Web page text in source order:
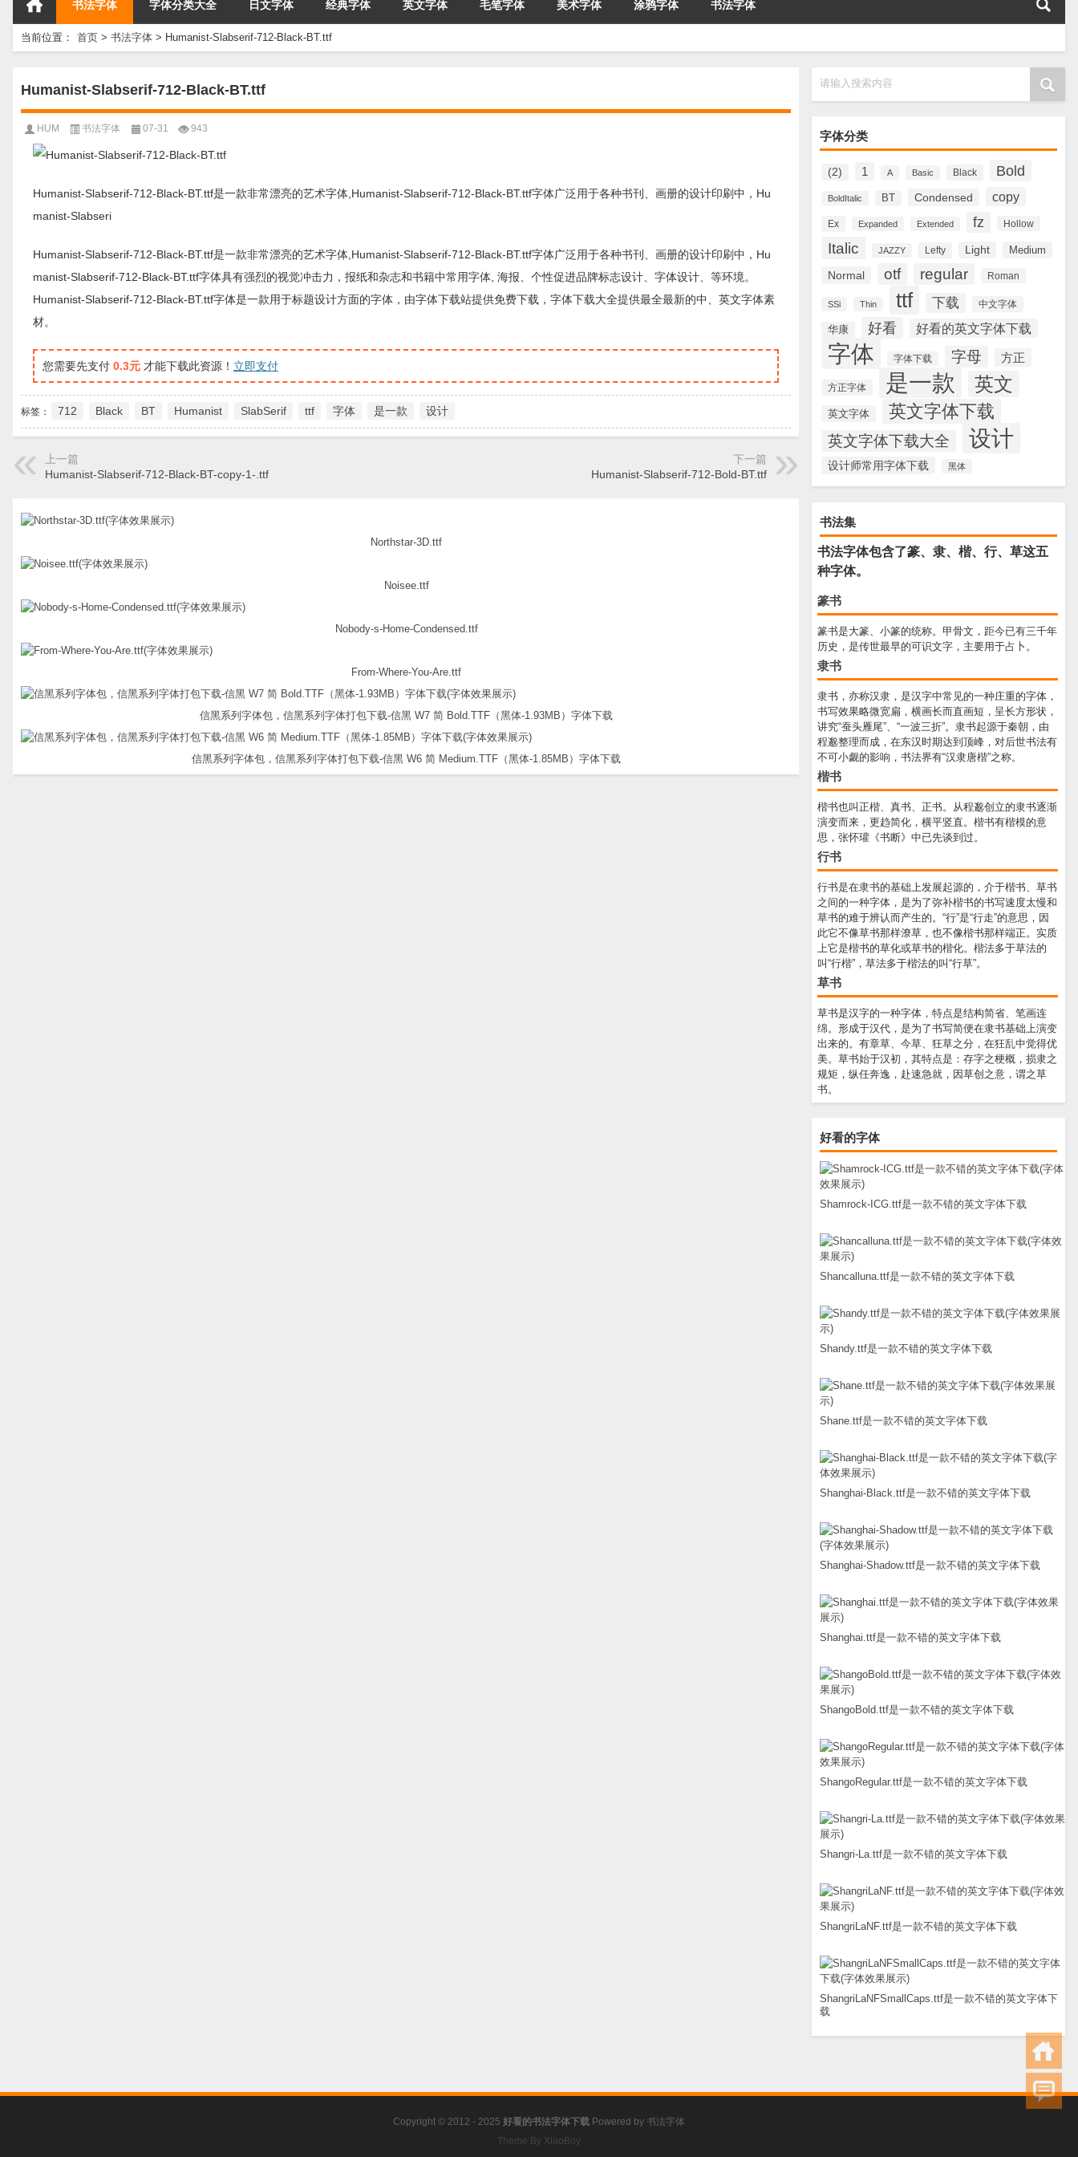
书法字体 字体分类大全 日文字体 经典字体 英文字体 毛笔字体 美术字体 涂鸦字体 书法字体
当前位置： 首页 > 书法字体 > Humanist-Slabserif-712-Black-BT.ttf
请输入搜索内容
字体分类
(2) 1 A Basic Black Bold
BoldItalic BT Condensed copy
Ex Expanded Extended fz Hollow
Italic JAZZY Lefty Light Medium
Normal otf regular Roman
SSi Thin ttf 下载 中文字体
华康 好看 好看的英文字体下载
字体 字体下载 字母 方正
方正字体 是一款 英文
英文字体 英文字体下载
英文字体下载大全 设计
设计师常用字体下载 黑体
书法集
书法字体包含了篆、隶、楷、行、草这五
种字体。
篆书
篆书是大篆、小篆的统称。甲骨文，距今已有三千年
历史，是传世最早的可识文字，主要用于占卜。
隶书
隶书，亦称汉隶，是汉字中常见的一种庄重的字体，
书写效果略微宽扁，横画长而直画短，呈长方形状，
讲究“蚕头雁尾”、“一波三折”。隶书起源于秦朝，由
程邈整理而成，在东汉时期达到顶峰，对后世书法有
不可小觑的影响，书法界有“汉隶唐楷”之称。
楷书
楷书也叫正楷、真书、正书。从程邈创立的隶书逐渐
演变而来，更趋简化，横平竖直。楷书有楷模的意
思，张怀瓘《书断》中已先谈到过。
行书
行书是在隶书的基础上发展起源的，介于楷书、草书
之间的一种字体，是为了弥补楷书的书写速度太慢和
草书的难于辨认而产生的。“行”是“行走”的意思，因
此它不像草书那样潦草，也不像楷书那样端正。实质
上它是楷书的草化或草书的楷化。楷法多于草法的
叫“行楷”，草法多于楷法的叫“行草”。
草书
草书是汉字的一种字体，特点是结构简省、笔画连
绵。形成于汉代，是为了书写简便在隶书基础上演变
出来的。有章草、今草、狂草之分，在狂乱中觉得优
美。草书始于汉初，其特点是：存字之梗概，损隶之
规矩，纵任奔逸，赴速急就，因草创之意，谓之草
书。
好看的字体
Shamrock-ICG.ttf是一款不错的英文字体下载
Shancalluna.ttf是一款不错的英文字体下载
Shandy.ttf是一款不错的英文字体下载
Shane.ttf是一款不错的英文字体下载
Shanghai-Black.ttf是一款不错的英文字体下载
Shanghai-Shadow.ttf是一款不错的英文字体下载
Shanghai.ttf是一款不错的英文字体下载
ShangoBold.ttf是一款不错的英文字体下载
ShangoRegular.ttf是一款不错的英文字体下载
Shangri-La.ttf是一款不错的英文字体下载
ShangriLaNF.ttf是一款不错的英文字体下载
ShangriLaNFSmallCaps.ttf是一款不错的英文字体下
载
Humanist-Slabserif-712-Black-BT.ttf
HUM 书法字体 07-31 943
Humanist-Slabserif-712-Black-BT.ttf是一款非常漂亮的艺术字体,Humanist-Slabserif-712-Black-BT.ttf字体广泛用于各种书刊、画册的设计印刷中，Hu
manist-Slabseri
Humanist-Slabserif-712-Black-BT.ttf是一款非常漂亮的艺术字体,Humanist-Slabserif-712-Black-BT.ttf字体广泛用于各种书刊、画册的设计印刷中，Hu
manist-Slabserif-712-Black-BT.ttf字体具有强烈的视觉冲击力，报纸和杂志和书籍中常用字体, 海报、个性促进品牌标志设计、字体设计、等环境。
Humanist-Slabserif-712-Black-BT.ttf字体是一款用于标题设计方面的字体，由字体下载站提供免费下载，字体下载大全提供最全最新的中、英文字体素
材。
您需要先支付 0.3元 才能下载此资源！ 立即支付
标签： 712 Black BT Humanist SlabSerif ttf 字体 是一款 设计
上一篇
Humanist-Slabserif-712-Black-BT-copy-1-.ttf
下一篇
Humanist-Slabserif-712-Bold-BT.ttf
Northstar-3D.ttf
Noisee.ttf
Nobody-s-Home-Condensed.ttf
From-Where-You-Are.ttf
信黑系列字体包，信黑系列字体打包下载-信黑 W7 简 Bold.TTF（黑体-1.93MB）字体下载
信黑系列字体包，信黑系列字体打包下载-信黑 W6 简 Medium.TTF（黑体-1.85MB）字体下载
Copyright © 2012 - 2025 好看的书法字体下载 Powered by 书法字体
Theme By XiaoBoy